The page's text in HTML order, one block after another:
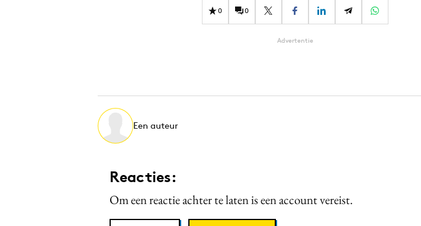
0 0
Advertentie
Een auteur
Reacties:
Om een reactie achter te laten is een account vereist.